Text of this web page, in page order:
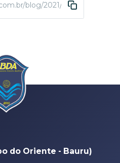
blog/2021/01/07/asa-
do Oriente - Bauru)